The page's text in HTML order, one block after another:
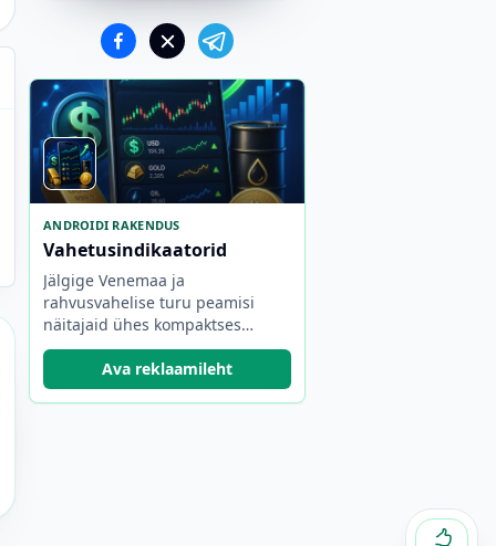
ANDROIDI RAKENDUS
Vahetusindikaatorid
Jälgige Venemaa ja
rahvusvahelise turu peamisi
näitajaid ühes kompaktses
rakenduses.
Ava reklaamileht